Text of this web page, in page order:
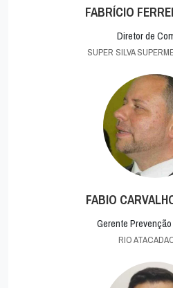
FABRÍCIO
Diretor de
SUPER SILVA
FABIO
Gerente
RIO